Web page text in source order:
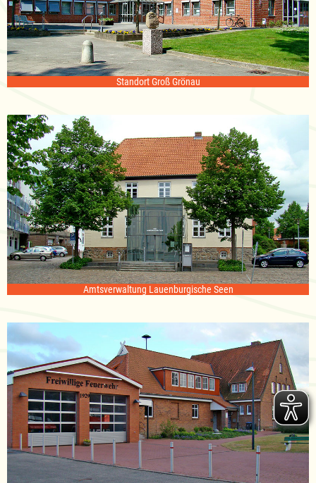
Standort Groß Grönau
Amtsverwaltung Lauenburgische Seen